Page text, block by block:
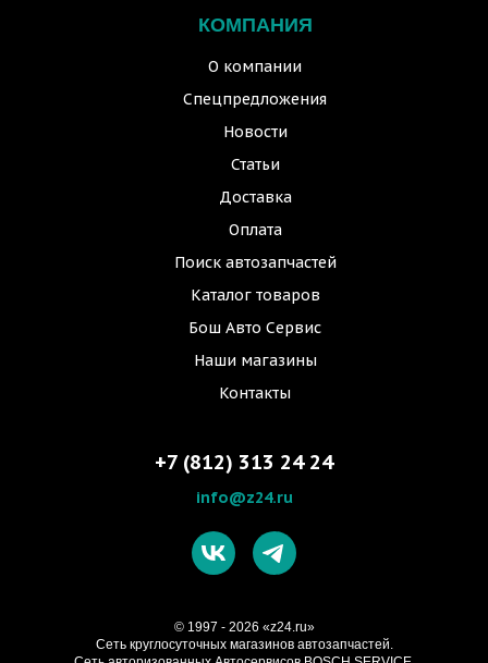
КОМПАНИЯ
О компании
Спецпредложения
Новости
Статьи
Доставка
Оплата
Поиск автозапчастей
Каталог товаров
Бош Авто Сервис
Наши магазины
Контакты
+7 (812) 313 24 24
info@z24.ru
© 1997 - 2026 «z24.ru»
Cеть круглосуточных магазинов автозапчастей.